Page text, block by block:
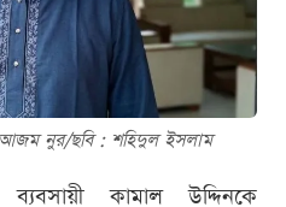
নুর/ছবি : শ‌হিদুল ইসলাম
ব্যবসায়ী কামাল উদ্দিনকে